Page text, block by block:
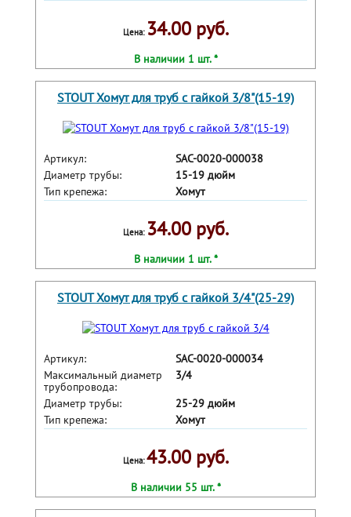
Цена: 34.00 руб.
В наличии 1 шт. *
STOUT Хомут для труб с гайкой 3/8"(15-19)
Артикул:
SAC-0020-000038
Диаметр трубы:
15-19 дюйм
Тип крепежа:
Хомут
Цена: 34.00 руб.
В наличии 1 шт. *
STOUT Хомут для труб с гайкой 3/4"(25-29)
Артикул:
SAC-0020-000034
Максимальный диаметр
трубопровода:
3/4
Диаметр трубы:
25-29 дюйм
Тип крепежа:
Хомут
Цена:43.00 руб.
В наличии 55 шт. *